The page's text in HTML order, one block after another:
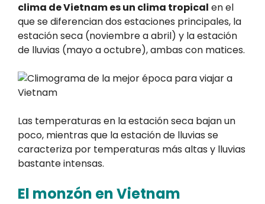
clima de Vietnam es un clima tropical en el
que se diferencian dos estaciones principales, la
estación seca (noviembre a abril) y la estación
de lluvias (mayo a octubre), ambas con matices.
Las temperaturas en la estación seca bajan un
poco, mientras que la estación de lluvias se
caracteriza por temperaturas más altas y lluvias
bastante intensas.
El monzón en Vietnam